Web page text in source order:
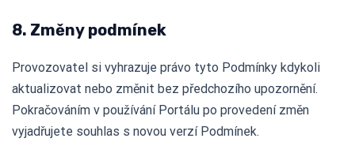
8. Změny podmínek
Provozovatel si vyhrazuje právo tyto Podmínky kdykoli
aktualizovat nebo změnit bez předchozího upozornění.
Pokračováním v používání Portálu po provedení změn
vyjadřujete souhlas s novou verzí Podmínek.